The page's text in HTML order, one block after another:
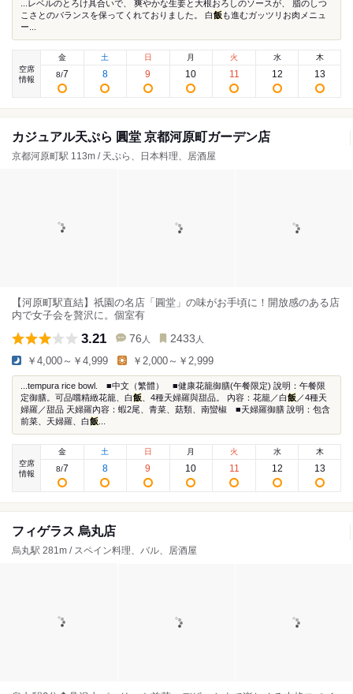
...レベルのとろけ具合いで、 爽やかな生姜と大根おろしのソースが、 脂のしつ
こさとのバランスを保ってくれておりました。 白飯 も進むガッツリお肉メニュ
ー...
空席
情報
金
8/7
土
8
日
9
月
10
火
11
水
12
木
13
カジュアル天ぷら 圓堂 京都河原町ガーデン店
京都河原町駅 113m / 天ぷら、日本料理、居酒屋
【河原町駅直結】祇園の名店「圓堂」の味がお手頃に！開放感のある店
内で女子会を贅沢に。個室有
3.21 76 人 2433 人
￥4,000～￥4,999 ￥2,000～￥2,999
...tempura rice bowl. ■中文（繁體） ■健康花籠御膳(午餐限定) 說明：午餐限
定御膳。可品嚐精緻花籠、白飯 、4種天婦羅與甜品。 內容：花籠／白飯 ／4種天
婦羅／甜品 天婦羅內容：蝦2尾、青菜、菇類、南蠻椒 ■天婦羅御膳 說明：包含
前菜、天婦羅、白飯
空席
情報
金
8/7
土
8
日
9
月
10
火
11
水
12
木
13
フィゲラス 烏丸店
烏丸駅 281m / スペイン料理、バル、居酒屋